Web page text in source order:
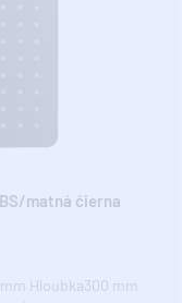
matná čierna
Hloubka300 mm